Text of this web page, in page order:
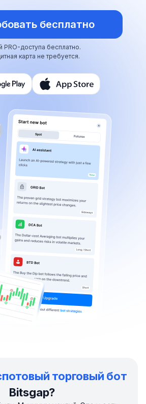
бесплатно
PRO-доступа бесплатно.
карта не требуется.
торговый бот
Bitsgap?